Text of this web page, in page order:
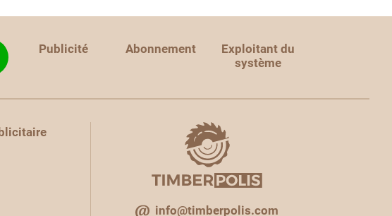
Publicité Abonnement
Exploitant du
système
info@timberpolis.com